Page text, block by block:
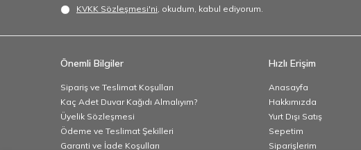
KVKK Sözleşmesi'ni, okudum, kabul ediyorum.
Önemli Bilgiler
Sipariş ve Teslimat Koşulları
Kaç Adet Duvar Kağıdı Almalıyım?
Üyelik Sözleşmesi
Ödeme ve Teslimat Şekilleri
Garanti ve İade Koşulları
Hızlı Erişim
Anasayfa
Hakkımızda
Yurt Dışı Satış
Sepetim
Siparişlerim